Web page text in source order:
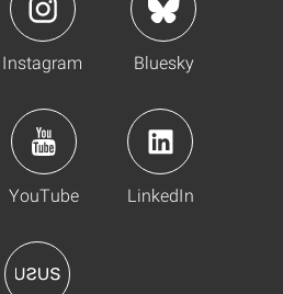
Instagram Bluesky
YouTube LinkedIn